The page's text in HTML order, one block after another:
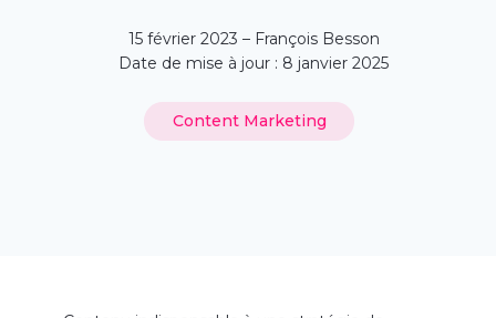
15 février 2023 – François Besson
Date de mise à jour : 8 janvier 2025
Content Marketing